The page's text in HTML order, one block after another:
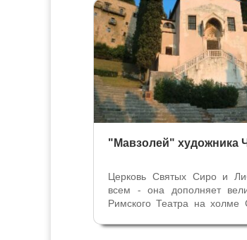
только Лоренцо Венециано
Верона
Веронцы
"Мавзолей" художника
Церковь Святых Сиро и
всем - она дополняет
Римского Театра на холме
здесь находятся